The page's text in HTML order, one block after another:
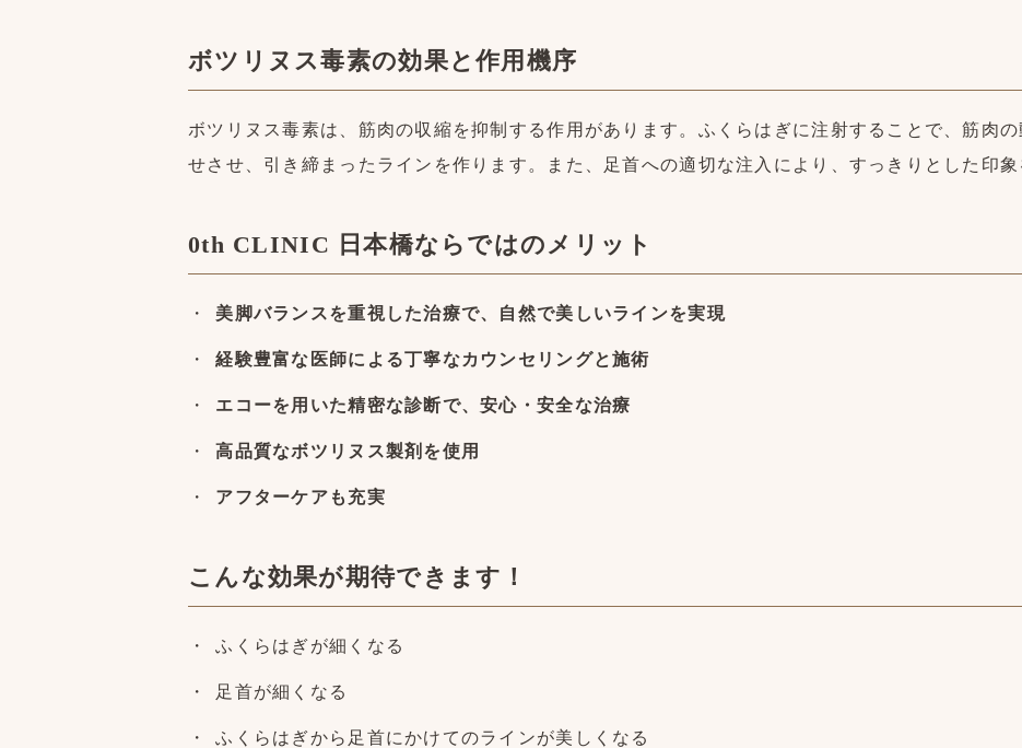
ボツリヌス毒素の効果と作用機序
ボツリヌス毒素は、筋肉の収縮を抑制する作用があります。ふくらはぎに注射することで、筋肉
せさせ、引き締まったラインを作ります。また、足首への適切な注入により、すっきりとした印象
0th CLINIC 日本橋ならではのメリット
美脚バランスを重視した治療で、自然で美しいラインを実現
経験豊富な医師による丁寧なカウンセリングと施術
エコーを用いた精密な診断で、安心・安全な治療
高品質なボツリヌス製剤を使用
アフターケアも充実
こんな効果が期待できます！
ふくらはぎが細くなる
足首が細くなる
ふくらはぎから足首にかけてのラインが美しくなる